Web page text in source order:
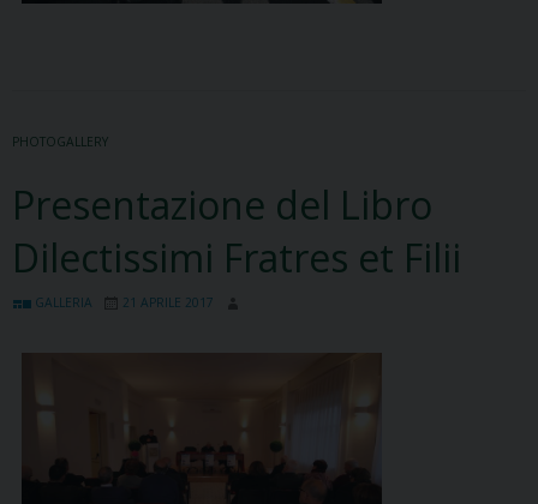
PHOTOGALLERY
Presentazione del Libro
Dilectissimi Fratres et Filii
GALLERIA 21 APRILE 2017